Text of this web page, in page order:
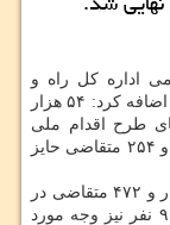
اداره کل راه و
شهرسازی آذربایجان شرقی، ابوالقاسم سلطانی اضافه کرد: ۵۴ هزار
طرح اقدام ملی
مسکن بودند که از این تعداد درخواست ۲۵ هزار و ۲۵۴ متقاضی حایز
وی گفت: از بین متقاضیان تایید نهایی شده ۷ هزار و ۴۷۲ متقاضی در
بانکهای عامل حساب افتتاح کرده و ۳ هزار و ۹۱۰ نفر نیز وجه مورد